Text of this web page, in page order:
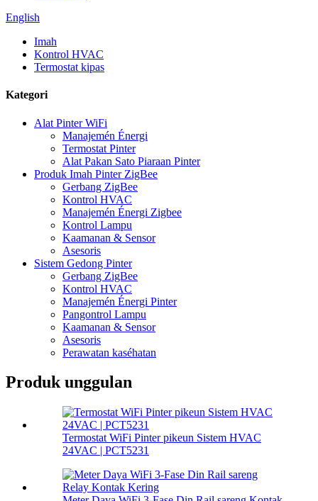
English
Imah
Kontrol HVAC
Termostat kipas
Kategori
Alat Pinter WiFi
Manajemén Énergi
Termostat Pinter
Alat Pakan Sato Piaraan Pinter
Produk Imah Pinter ZigBee
Gerbang ZigBee
Kontrol HVAC
Manajemén Énergi Zigbee
Kontrol Lampu
Kaamanan & Sensor
Asesoris
Sistem Gedong Pinter
Gerbang ZigBee
Kontrol HVAC
Manajemén Énergi Pinter
Pangontrol Lampu
Kaamanan & Sensor
Asesoris
Perawatan kaséhatan
Produk unggulan
Termostat WiFi Pinter pikeun Sistem HVAC
24VAC | PCT5231